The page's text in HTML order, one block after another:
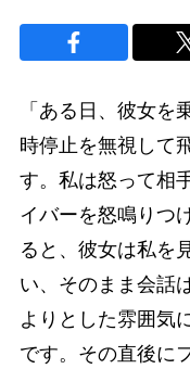
「ある日、彼女を
時停止を無視して
す。私は怒って相
イバーを怒鳴りつ
ると、彼女は私
い、そのまま会話
よりとした雰囲気
です。その直後に